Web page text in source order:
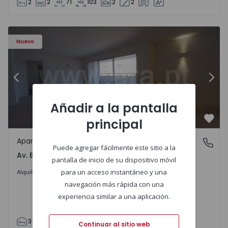
2 2 71 103 2 2
Nuevo
Apartamento T3 Porto, Av. Boavista - 1575472 - 5
Anterior
Av. Boavista, Porto
Apartamento
Av. Boavista, Porto
Alquilar 2.300 €/mes
3 142 2 4
Añadir a la pantalla
principal
Puede agregar fácilmente este sitio a la
pantalla de inicio de su dispositivo móvil
para un acceso instantáneo y una
navegación más rápida con una
experiencia similar a una aplicación.
Continuar al sitio web